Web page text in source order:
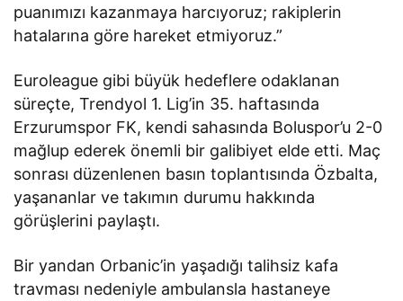
puanımızı kazanmaya harcıyoruz; rakiplerin
hatalarına göre hareket etmiyoruz.”
Euroleague gibi büyük hedeflere odaklanan
süreçte, Trendyol 1. Lig’in 35. haftasında
Erzurumspor FK, kendi sahasında Boluspor’u 2-0
mağlup ederek önemli bir galibiyet elde etti. Maç
sonrası düzenlenen basın toplantısında Özbalta,
yaşananlar ve takımın durumu hakkında
görüşlerini paylaştı.
Bir yandan Orbanic’in yaşadığı talihsiz kafa
travması nedeniyle ambulansla hastaneye